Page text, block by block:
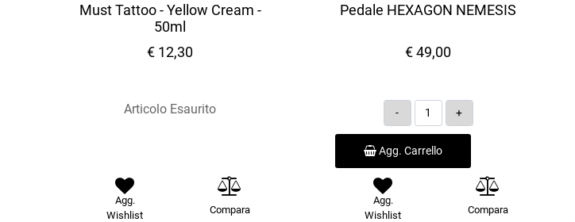
Must Tattoo - Yellow Cream -
50ml
€ 12,30
Articolo Esaurito
Agg.
Wishlist
Compara
Pedale HEXAGON NEMESIS
€ 49,00
Quantità
Agg. Carrello
Agg.
Wishlist
Compara